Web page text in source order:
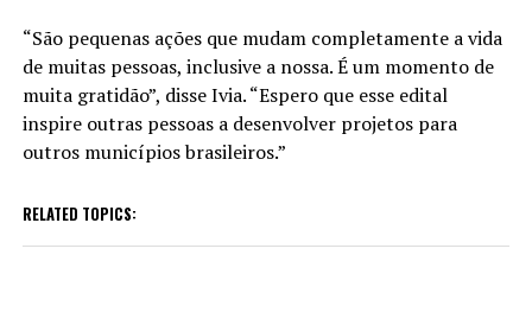
“São pequenas ações que mudam completamente a vida
de muitas pessoas, inclusive a nossa. É um momento de
muita gratidão”, disse Ivia. “Espero que esse edital
inspire outras pessoas a desenvolver projetos para
outros municípios brasileiros.”
RELATED TOPICS: